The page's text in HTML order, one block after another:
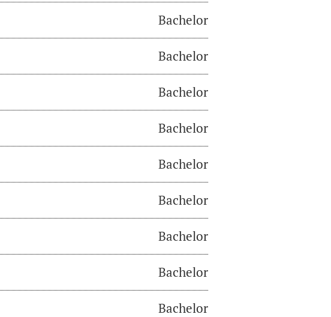
Bachelor
Bachelor
Bachelor
Bachelor
Bachelor
Bachelor
Bachelor
Bachelor
Bachelor